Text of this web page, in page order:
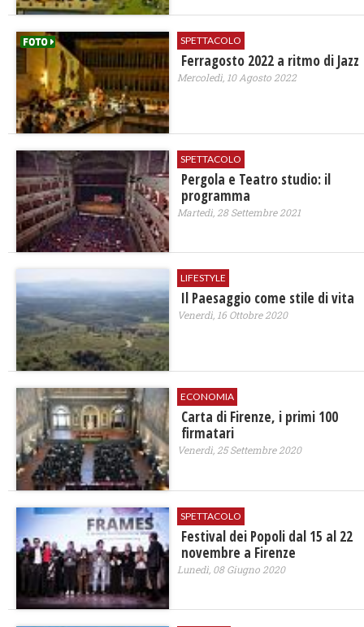
SPETTACOLO
Ferragosto 2022 a ritmo di Jazz
Mercoledì, 10 Agosto 2022
SPETTACOLO
Pergola e Teatro studio: il
programma
Martedì, 28 Settembre 2021
LIFESTYLE
Il Paesaggio come stile di vita
Venerdì, 16 Ottobre 2020
ECONOMIA
Carta di Firenze, i primi 100
firmatari
Venerdì, 25 Settembre 2020
SPETTACOLO
Festival dei Popoli dal 15 al 22
novembre a Firenze
Lunedì, 08 Giugno 2020